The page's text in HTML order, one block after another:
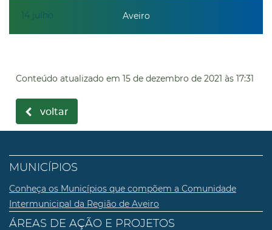
14 julho Aveiro
Conteúdo atualizado em 15 de dezembro de 2021 às 17:31
voltar
MUNICÍPIOS
Conheça os Municípios que compõem a Comunidade
Intermunicipal da Região de Aveiro
ÁREAS DE AÇÃO E PROJETOS